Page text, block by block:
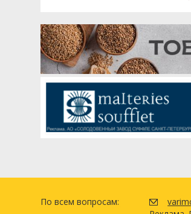
По всем вопросам: